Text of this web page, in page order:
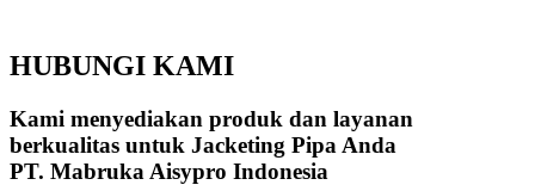
HUBUNGI KAMI
Kami menyediakan produk dan layanan
berkualitas untuk Jacketing Pipa Anda
PT. Mabruka Aisypro Indonesia